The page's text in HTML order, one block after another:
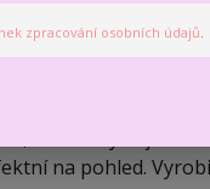
a dodává
Měkká a hebká
kterou využijete
na pohled.
zpracování osobních údajů.